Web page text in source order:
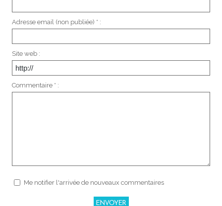
Adresse email (non publiée) * :
Site web :
Commentaire * :
Me notifier l'arrivée de nouveaux commentaires